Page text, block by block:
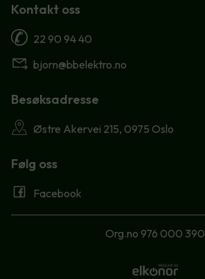
Kontakt oss
22 90 94 40
bjorn@bbelektro.no
Besøksadresse
Østre Akervei 215, 0975 Oslo
Følg oss
Facebook
Org.no 976 000 390